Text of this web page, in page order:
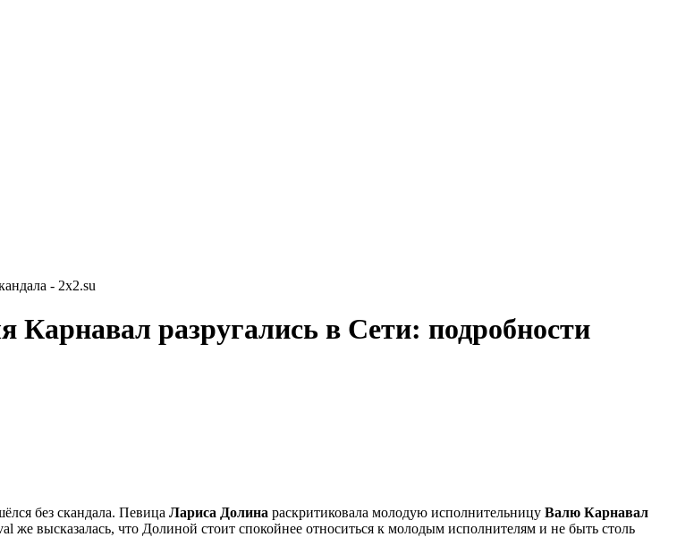
- 2x2.su
Карнавал разругались в Сети: подробности
без скандала. Певица Лариса Долина раскритиковала молодую исполнительницу Валю Карнавал
же высказалась, что Долиной стоит спокойнее относиться к молодым исполнителям и не быть столь